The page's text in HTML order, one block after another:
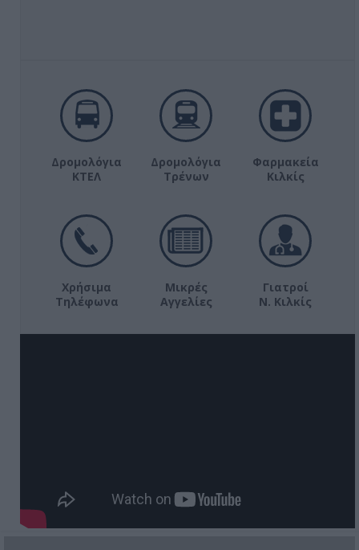
Δρομολόγια
ΚΤΕΛ
Δρομολόγια
Τρένων
Φαρμακεία
Κιλκίς
Χρήσιμα
Τηλέφωνα
Μικρές
Αγγελίες
Γιατροί
Ν. Κιλκίς